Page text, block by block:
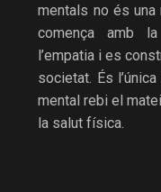
mentals no és una
comença amb
l’empatia i es
societat. És
mental rebi el
la salut física.